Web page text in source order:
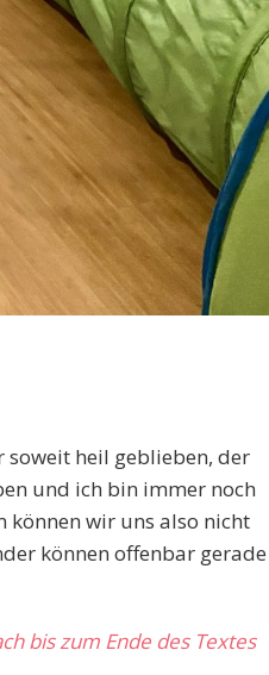
soweit heil geblieben, der
und ich bin immer noch
können wir uns also nicht
können offenbar gerade
bis zum Ende des Textes